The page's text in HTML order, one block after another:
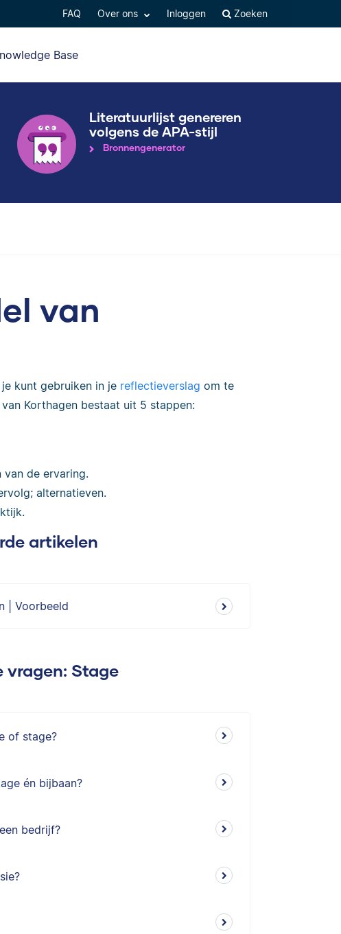
FAQ Over ons Inloggen Zoeken
Base
Literatuurlijst genereren
volgens de APA-stijl
Bronnengenerator
van
kunt gebruiken in je reflectieverslag om te
Korthagen bestaat uit 5 stappen:
de ervaring.
alternatieven.
artikelen
| Voorbeeld
vragen: Stage
of stage?
én bijbaan?
bedrijf?